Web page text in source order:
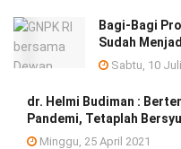
Bagi-Bagi
Sudah
Sabtu, 10
dr. Helmi Budiman :
Pandemi, Tetaplah
Minggu, 25 April 2021